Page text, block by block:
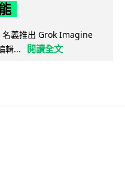
名義推出 Grok Imagine
輯...
閱讀全文